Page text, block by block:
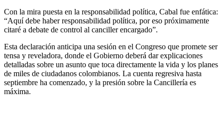
Con la mira puesta en la responsabilidad política, Cabal fue enfática:
“Aquí debe haber responsabilidad política, por eso próximamente
citaré a debate de control al canciller encargado”.
Esta declaración anticipa una sesión en el Congreso que promete ser
tensa y reveladora, donde el Gobierno deberá dar explicaciones
detalladas sobre un asunto que toca directamente la vida y los planes
de miles de ciudadanos colombianos. La cuenta regresiva hasta
septiembre ha comenzado, y la presión sobre la Cancillería es
máxima.